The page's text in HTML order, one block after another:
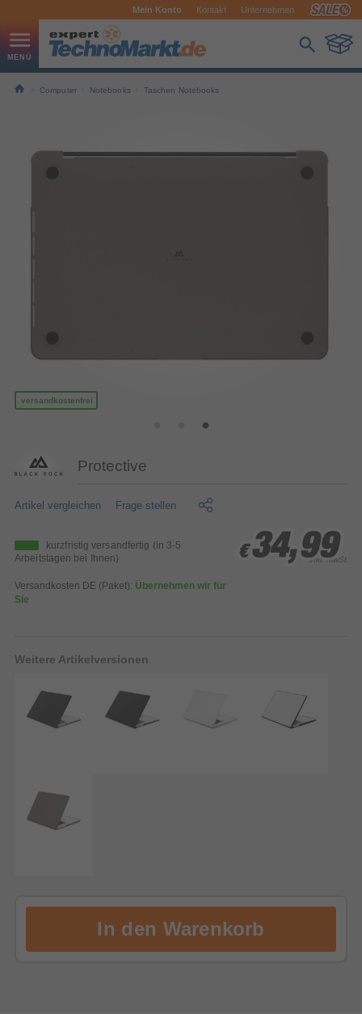
Mein Konto Kontakt Unternehmen
Computer Notebooks Taschen Notebooks
versandkostenfrei
Protective
Artikel vergleichen Frage stellen
kurzfristig versandfertig (in 3-5
Arbeitstagen bei Ihnen)
Versandkosten DE (Paket): Übernehmen wir für
Sie
€34,99
€34,99
€34,99
inkl. MwSt.
Weitere Artikelversionen